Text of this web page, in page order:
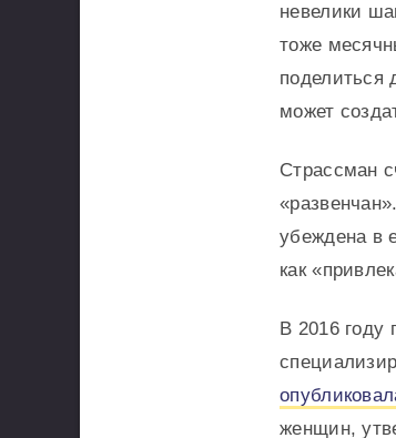
невелики
тоже
поделиться
может
Страссман
убеждена в
как
В 2016 году
женщин,